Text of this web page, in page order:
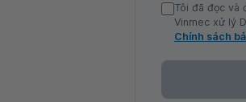
Tôi đã đọc và
Vinmec xử lý
Chính sách